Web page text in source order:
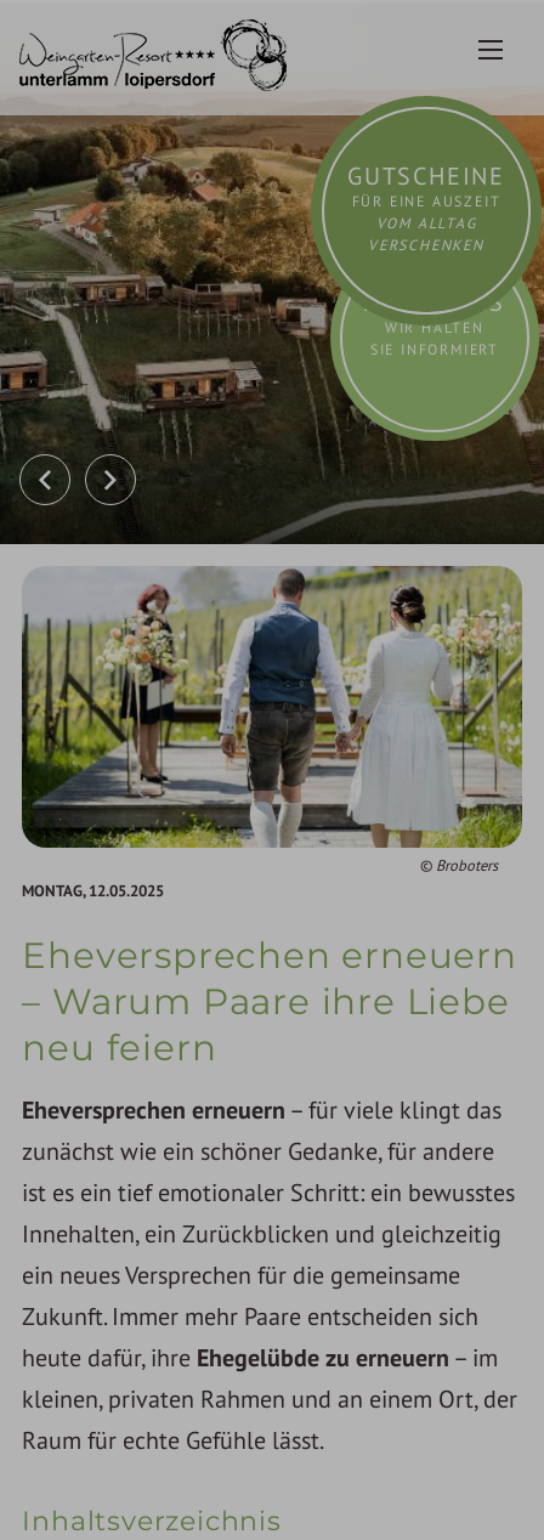
Inhalt
springen
GUTSCHEINE
FÜR EINE AUSZEIT
VOM ALLTAG
VERSCHENKEN
AKTUELLES
WIR HALTEN
SIE INFORMIERT
Broboters
MONTAG,12.05.2025
Eheversprechen erneuern
– Warum Paare ihre Liebe
neu feiern
Eheversprechen erneuern – für viele klingt das
zunächst wie ein schöner Gedanke, für andere
ist es ein tief emotionaler Schritt: ein bewusstes
Innehalten, ein Zurückblicken und gleichzeitig
ein neues Versprechen für die gemeinsame
Zukunft. Immer mehr Paare entscheiden sich
heute dafür, ihre Ehegelübde zu erneuern – im
kleinen, privaten Rahmen und an einem Ort, der
Raum für echte Gefühle lässt.
Inhaltsverzeichnis